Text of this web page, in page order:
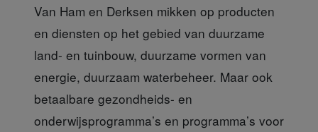
Van Ham en Derksen mikken op producten
en diensten op het gebied van duurzame
land- en tuinbouw, duurzame vormen van
energie, duurzaam waterbeheer. Maar ook
betaalbare gezondheids- en
onderwijsprogramma’s en programma’s voor